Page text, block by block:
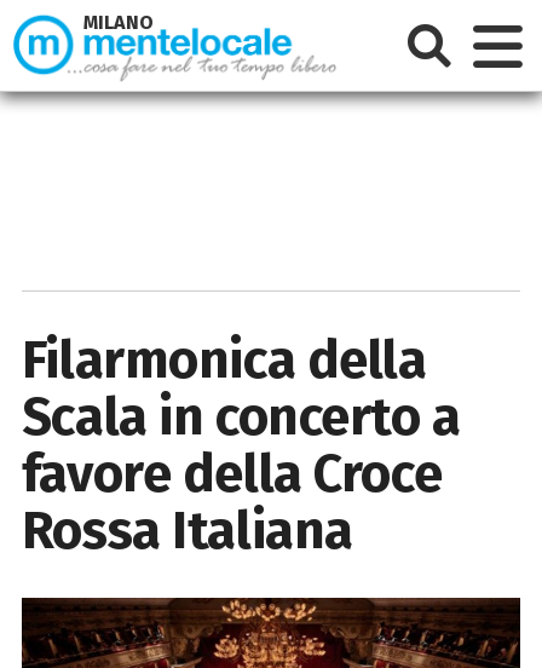
Filarmonica della
Scala in concerto a
favore della Croce
Rossa Italiana
MILANO